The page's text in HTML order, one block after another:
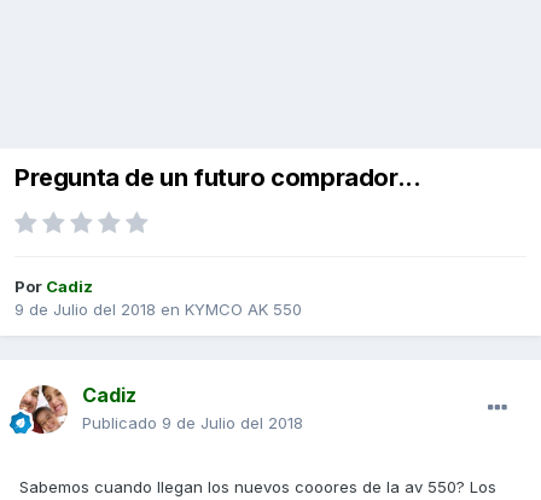
Pregunta de un futuro comprador...
Por Cadiz
9 de Julio del 2018 en KYMCO AK 550
Cadiz
Publicado 9 de Julio del 2018
Sabemos cuando llegan los nuevos cooores de la av 550? Los